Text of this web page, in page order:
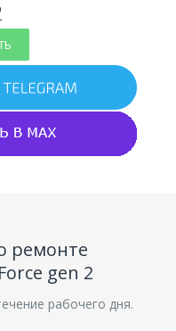
ремонте
gen 2
рабочего дня.